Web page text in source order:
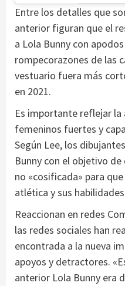
Entre los detalles que
anterior figuran que el
a Lola Bunny con
rompecorazones de las
vestuario fuera más
en 2021.
Es importante reflejar
femeninos fuertes y
Según Lee, los
Bunny con el objetivo
no «cosificada» para
atlética y sus
Reaccionan en redes
las redes sociales han
encontrada a la nueva
apoyos y detractores.
anterior Lola Bunny era